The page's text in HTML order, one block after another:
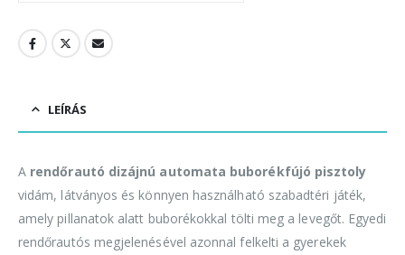
LEÍRÁS
A rendőrautó dizájnú automata buborékfújó pisztoly
vidám, látványos és könnyen használható szabadtéri játék,
amely pillanatok alatt buborékokkal tölti meg a levegőt. Egyedi
rendőrautós megjelenésével azonnal felkelti a gyerekek